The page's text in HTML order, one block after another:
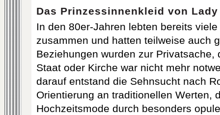
Das Prinzessinnenkleid von Lady
In den 80er-Jahren lebten bereits
zusammen und hatten teilweise auch
Beziehungen wurden zur Privatsache,
Staat oder Kirche war nicht mehr
darauf entstand die Sehnsucht nach
Orientierung an traditionellen Werten,
Hochzeitsmode durch besonders